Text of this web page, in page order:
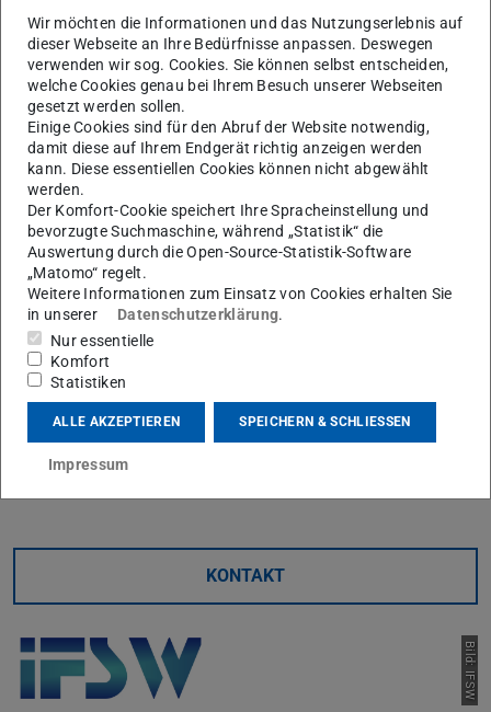
In diesem Beitrag wurde ein innovatives
Plastizitätsmodell vorgestellt, das durch Kopplung mit
moderner Phasenfeldmodellierung in der Lage ist
Risspfade infolge komplexer Lastsituationen zu
simulieren.
Darüber hinaus hat Herr Tsakmakis, zusammen mit Prof.
Andreas Ricoeur von der Universität Kassel, im Rahmen
der 96. Tagung der Gesellschaft für Angewandte
Mathematik und Mechanik (GAMM), die etablierte Section
„S03: Fracture and Damage Mechanics“ mit insgesamt 7
Sessions organisiert sowie als Keynote-Sprecher einen
Vortrag gehalten.
Die Beiträge von Dr.-Ing. Aris Tsakmakis unterstreichen
die hohe fachliche Expertise und die aktive Mitgestaltung
aktueller Forschungsthemen im Bereich der
Bruchmechanik.
KONTAKT
Bild: IFSW
Wir möchten die Informationen und das Nutzungserlebnis auf
dieser Webseite an Ihre Bedürfnisse anpassen. Deswegen
verwenden wir sog. Cookies. Sie können selbst entscheiden,
welche Cookies genau bei Ihrem Besuch unserer Webseiten
gesetzt werden sollen.
Einige Cookies sind für den Abruf der Website notwendig,
damit diese auf Ihrem Endgerät richtig anzeigen werden
kann. Diese essentiellen Cookies können nicht abgewählt
werden.
Der Komfort-Cookie speichert Ihre Spracheinstellung und
bevorzugte Suchmaschine, während „Statistik“ die
Auswertung durch die Open-Source-Statistik-Software
„Matomo“ regelt.
Weitere Informationen zum Einsatz von Cookies erhalten Sie
in unserer
Datenschutzerklärung.
Nur essentielle
Komfort
Statistiken
ALLE AKZEPTIEREN SPEICHERN & SCHLIESSEN
Impressum